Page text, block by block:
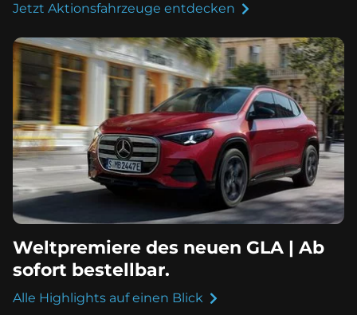
Jetzt Aktionsfahrzeuge entdecken
Weltpremiere des neuen GLA | Ab
sofort bestellbar.
Alle Highlights auf einen Blick